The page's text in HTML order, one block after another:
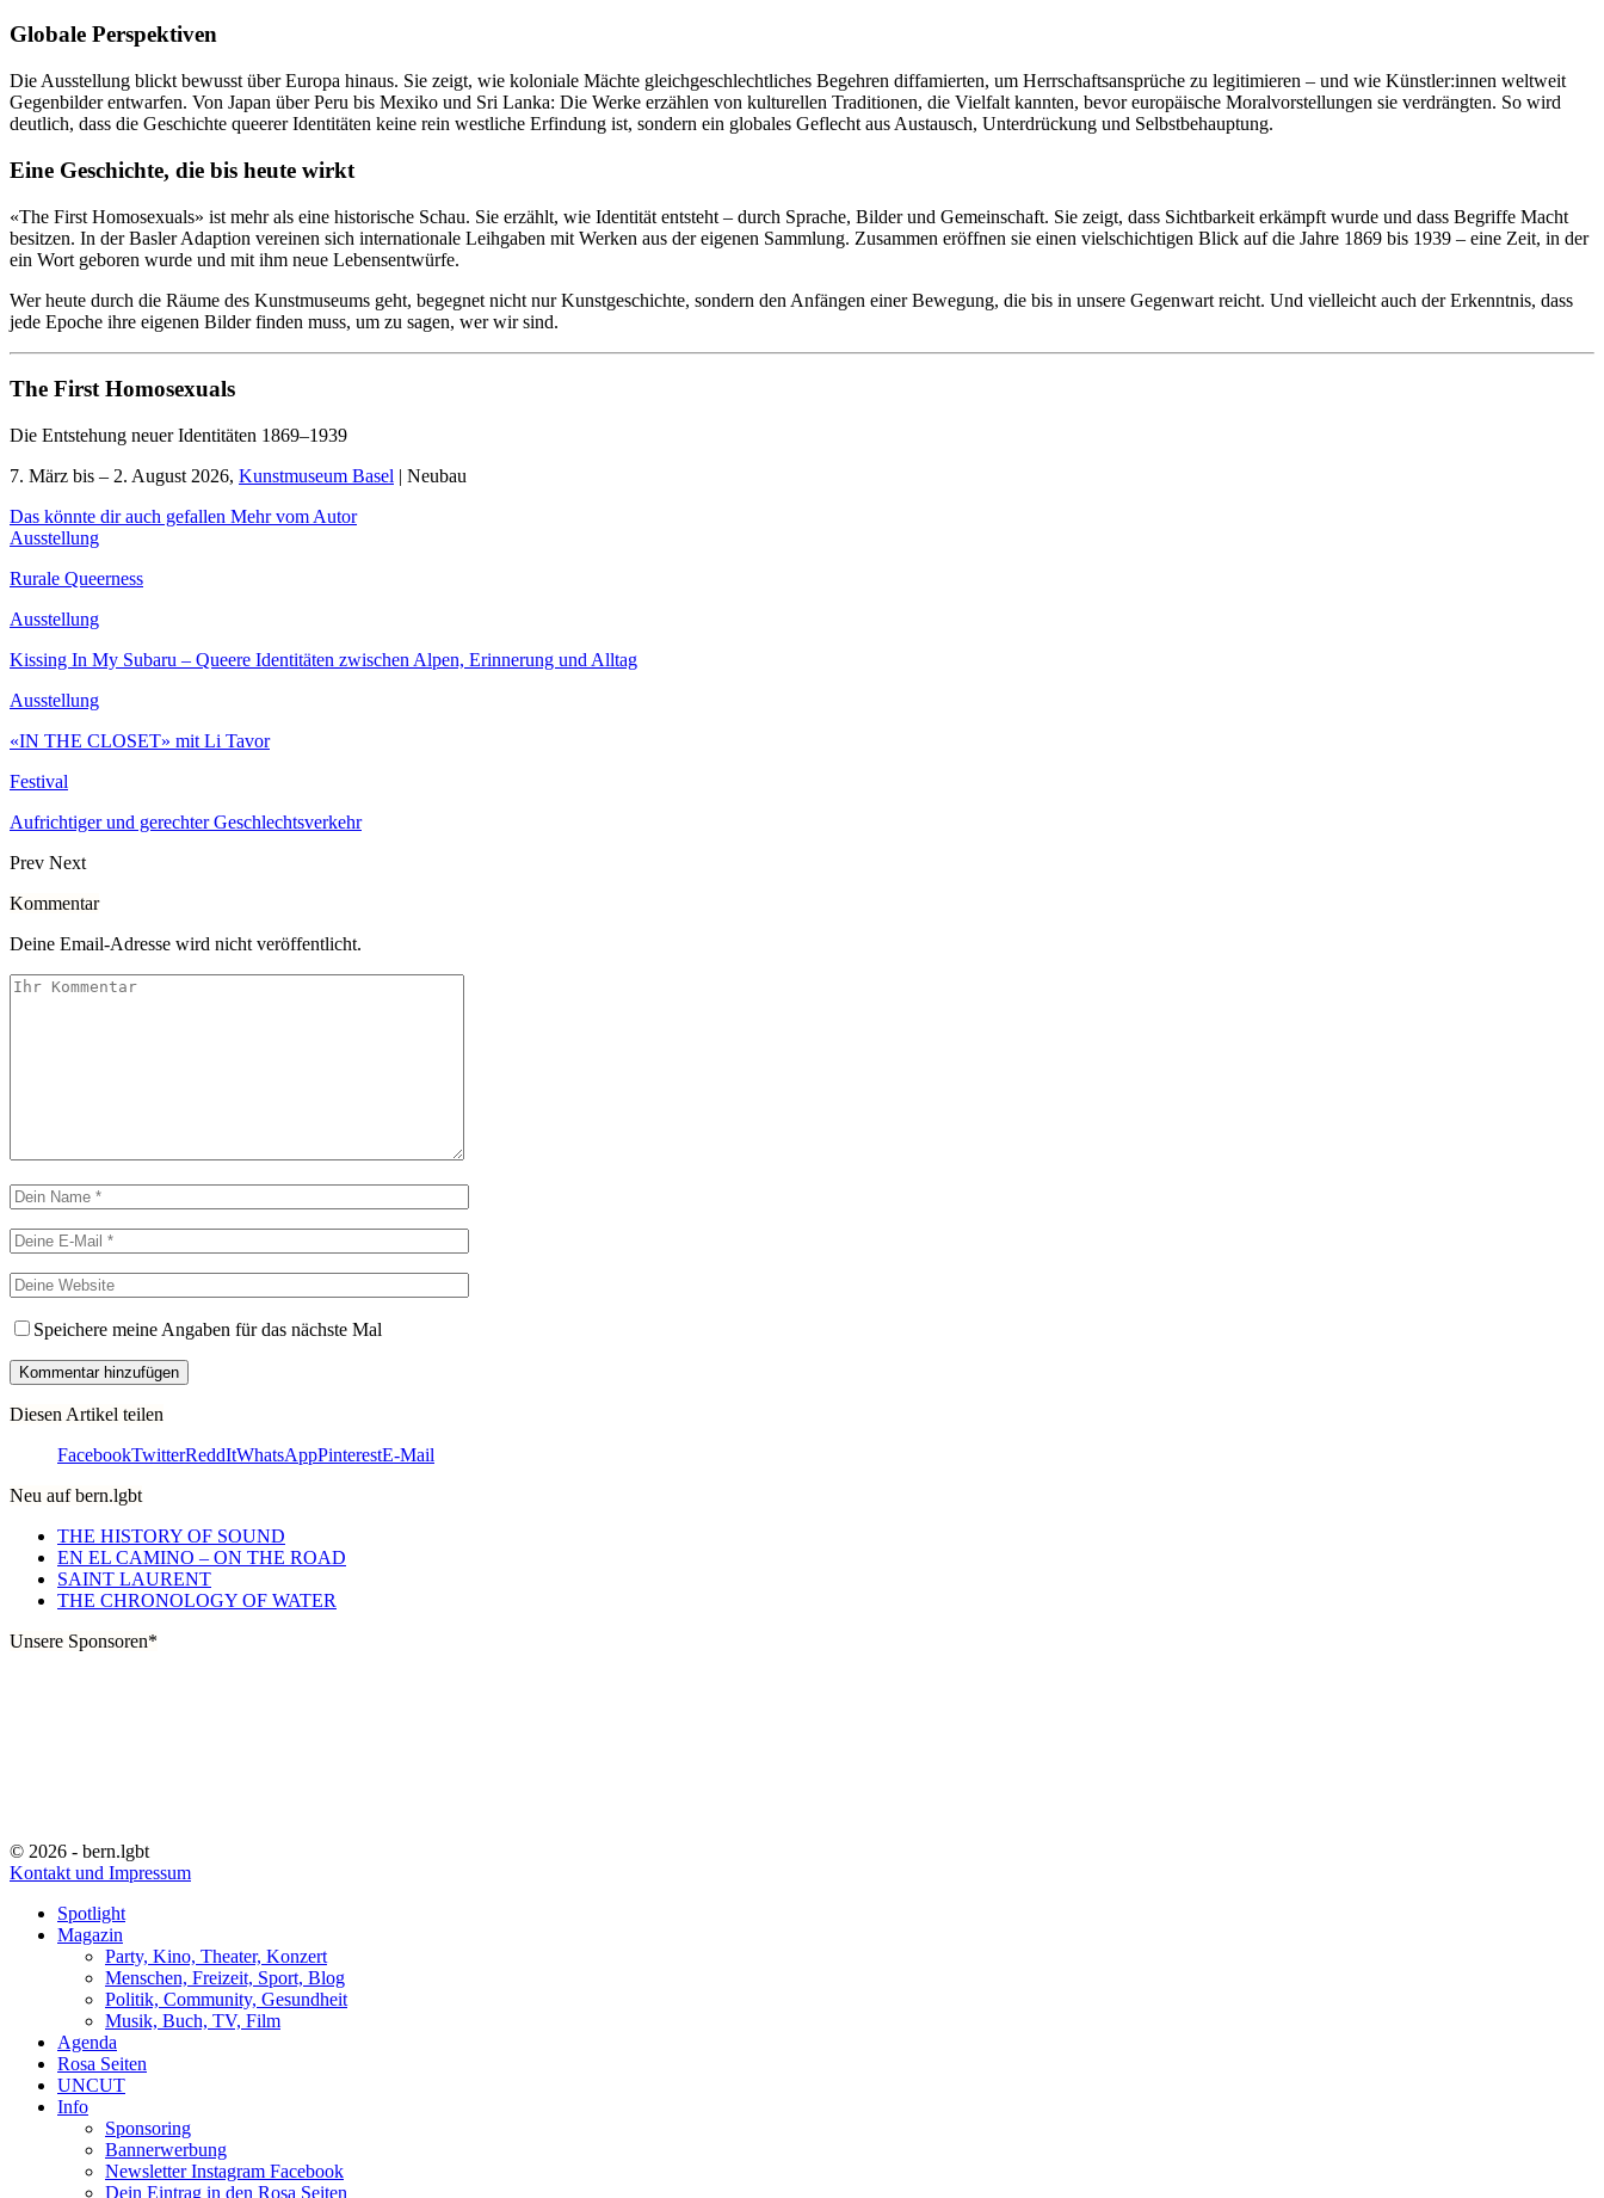
Globale Perspektiven
Die Ausstellung blickt bewusst über Europa hinaus. Sie zeigt, wie koloniale Mächte gleichgeschlechtliches Begehren diffamierten, um Herrschaftsansprüche zu legitimieren – und wie Künstler:innen weltweit
Gegenbilder entwarfen. Von Japan über Peru bis Mexiko und Sri Lanka: Die Werke erzählen von kulturellen Traditionen, die Vielfalt kannten, bevor europäische Moralvorstellungen sie verdrängten. So wird
deutlich, dass die Geschichte queerer Identitäten keine rein westliche Erfindung ist, sondern ein globales Geflecht aus Austausch, Unterdrückung und Selbstbehauptung.
Eine Geschichte, die bis heute wirkt
«The First Homosexuals» ist mehr als eine historische Schau. Sie erzählt, wie Identität entsteht – durch Sprache, Bilder und Gemeinschaft. Sie zeigt, dass Sichtbarkeit erkämpft wurde und dass Begriffe Macht
besitzen. In der Basler Adaption vereinen sich internationale Leihgaben mit Werken aus der eigenen Sammlung. Zusammen eröffnen sie einen vielschichtigen Blick auf die Jahre 1869 bis 1939 – eine Zeit, in der
ein Wort geboren wurde und mit ihm neue Lebensentwürfe.
Wer heute durch die Räume des Kunstmuseums geht, begegnet nicht nur Kunstgeschichte, sondern den Anfängen einer Bewegung, die bis in unsere Gegenwart reicht. Und vielleicht auch der Erkenntnis, dass
jede Epoche ihre eigenen Bilder finden muss, um zu sagen, wer wir sind.
The First Homosexuals
Die Entstehung neuer Identitäten 1869–1939
7. März bis – 2. August 2026, Kunstmuseum Basel | Neubau
Das könnte dir auch gefallen Mehr vom Autor
Ausstellung
Rurale Queerness
Ausstellung
Kissing In My Subaru – Queere Identitäten zwischen Alpen, Erinnerung und Alltag
Ausstellung
«IN THE CLOSET» mit Li Tavor
Festival
Aufrichtiger und gerechter Geschlechtsverkehr
Prev Next
Kommentar
Deine Email-Adresse wird nicht veröffentlicht.
Speichere meine Angaben für das nächste Mal
Diesen Artikel teilen
FacebookTwitterReddItWhatsAppPinterestE-Mail
Neu auf bern.lgbt
THE HISTORY OF SOUND
EN EL CAMINO – ON THE ROAD
SAINT LAURENT
THE CHRONOLOGY OF WATER
Unsere Sponsoren*
© 2026 - bern.lgbt
Kontakt und Impressum
Spotlight
Magazin
Party, Kino, Theater, Konzert
Menschen, Freizeit, Sport, Blog
Politik, Community, Gesundheit
Musik, Buch, TV, Film
Agenda
Rosa Seiten
UNCUT
Info
Sponsoring
Bannerwerbung
Newsletter Instagram Facebook
Dein Eintrag in den Rosa Seiten